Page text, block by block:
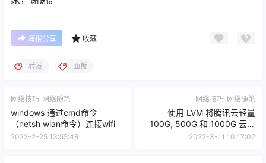
海报分享 收藏
转发 面板
网络技巧 网络随笔
windows 通过cmd命令
（netsh wlan命令）连接wifi
2022-2-25 13:55:48
网络技巧 网络随笔
使用 LVM 将腾讯云轻量
100G, 500G 和 1000G 云硬
盘合成 1.6TB 分区
2022-3-11 10:17:02